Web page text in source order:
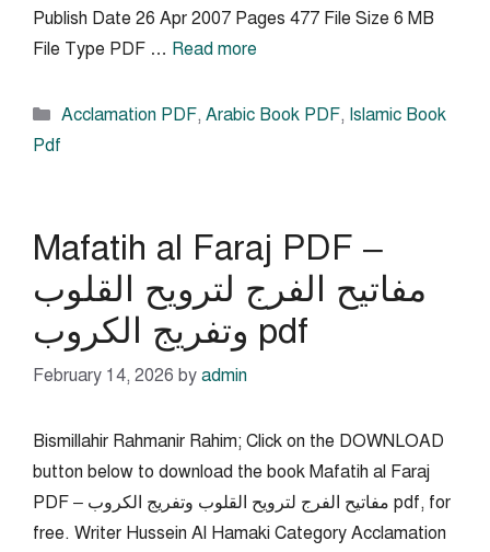
Publish Date 26 Apr 2007 Pages 477 File Size 6 MB
File Type PDF … Read more
Categories
Acclamation PDF, Arabic Book PDF, Islamic Book
Pdf
Mafatih al Faraj PDF –
مفاتيح الفرج لترويح القلوب
وتفريج الكروب pdf
February 14, 2026 by admin
Bismillahir Rahmanir Rahim; Click on the DOWNLOAD
button below to download the book Mafatih al Faraj
PDF – مفاتيح الفرج لترويح القلوب وتفريج الكروب pdf, for
free. Writer Hussein Al Hamaki Category Acclamation